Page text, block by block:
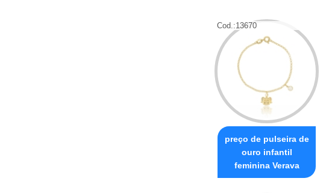
Cod.:13670
preço de pulseira de
ouro infantil
feminina Verava